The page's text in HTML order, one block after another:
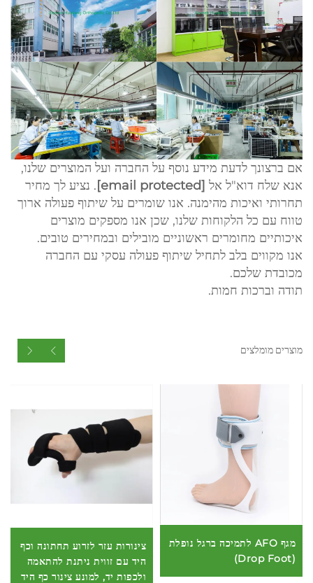
אם ברצונך לדעת מידע נוסף על החברה ועל המוצרים שלנו,
אנא שלח דוא"ל אל [email protected]
. נציע לך מחיר
תחרותי ואיכות מהימנה. אנו שומרים על שיתוף פעולה ארוך
טווח עם כל הלקוחות שלנו, שכן אנו מספקים מוצרים
איכותיים מחומרים ראשוניים מובילים ובמחירים טובים.
אנו מקווים בלב לתחיל שיתוף פעולה עסקי עם החברה
מכובדת שלכם.
תודה וברכות חמות.
מוצרים מומלצים
מגף AFO לתמיכה ברגל נופלת
(Drop Foot)
צינורות עזר לזרוע תחתונה וכף
היד עם זווית ניתנת להתאמה
ולכפות יד, למונע צינור כף היד